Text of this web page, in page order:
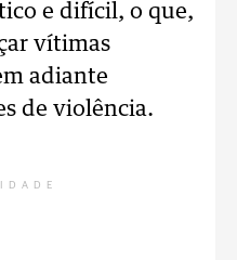
e difícil, o que,
vítimas
adiante
de violência.